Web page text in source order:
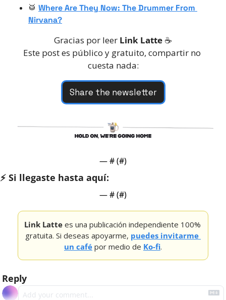
🥁
Nirvana?
Gracias por leer Link Latte ☕️
Este post es público y gratuito, compartir no
cuesta nada:
Share the newsletter
— # (#)
⚡️ Si llegaste hasta aquí:
— # (#)
Link Latte es una publicación independiente 100%
gratuita. Si deseas apoyarme, puedes invitarme
un café por medio de Ko-fi.
Reply